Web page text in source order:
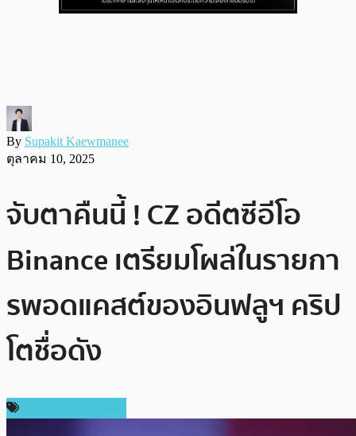
By Supakit Kaewmanee
ตุลาคม 10, 2025
จับตาคืนนี้ ! CZ อดีตซีอีโอ
Binance เตรียมโผล่ในรายกา
รพอดแคสต์ของอินฟลูฯ คริป
โตชื่อดัง